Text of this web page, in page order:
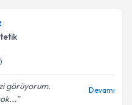
görüyorum.
Devamı